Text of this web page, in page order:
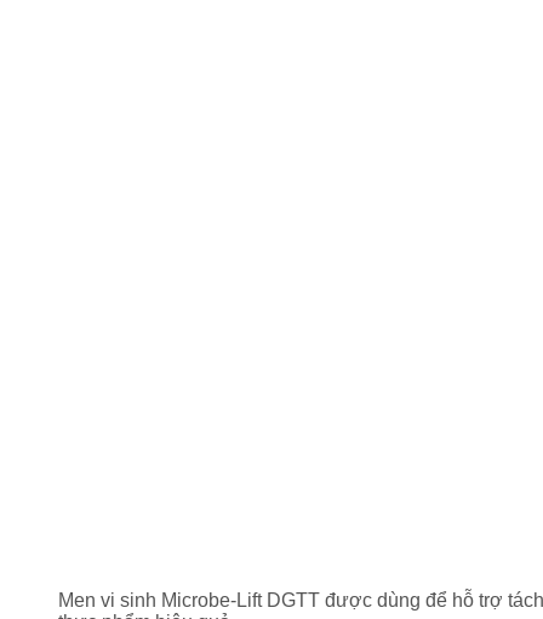
Men vi sinh Microbe-Lift DGTT được dùng để hỗ trợ